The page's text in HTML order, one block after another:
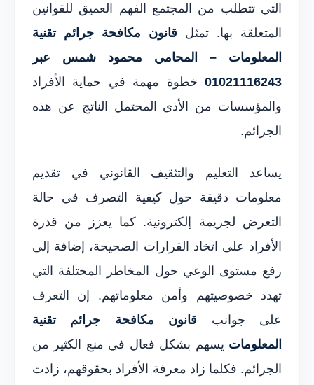
التي تتطلب من المجتمع الفهم العميق للقوانين
المتعلقة بها. تمثل قانون مكافحة جرائم تقنية
المعلومات – المحامي محمود شمس عبر
01021116243 خطوة مهمة في حماية الأفراد
والمؤسسات من الأذى المحتمل الناتج عن هذه
الجرائم.
يساعد التعليم والتثقيف القانوني في تقديم
معلومات دقيقة حول كيفية التصرف في حالة
التعرض لجريمة إلكترونية. كما يعزز من قدرة
الأفراد على اتخاذ القرارات الصحيحة، إضافة إلى
رفع مستوى الوعي حول المخاطر المختلفة التي
تهدد خصوصيتهم وأمن معلوماتهم. إن التعرف
على جوانب قانون مكافحة جرائم تقنية
المعلومات يسهم بشكل فعال في منع الكثير من
الجرائم. فكلما زاد معرفة الأفراد بحقوقهم، زادت